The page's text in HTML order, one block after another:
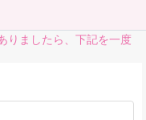
りましたら、下記を一度